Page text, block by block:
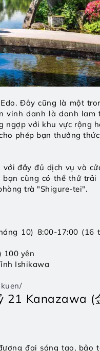
Đây cũng là một
vinh danh là danh lam
ngợp với khu vực rộng
phép bạn thưởng
đầy đủ dịch vụ và
cũng có thể thử trải
trà "Shigure-tei".
10) 8:00-17:00 (16
100 yên
Ishikawa
21 Kanazawa (
đại sáng tạo, bảo